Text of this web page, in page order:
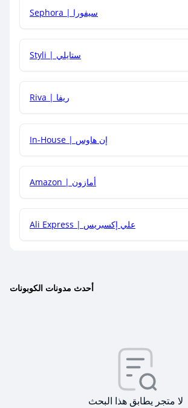
جمع كود خصم مع العروض الأخرى؟
Sephora | سيفورا
Styli | ستايلي
Riva | ريفا
In-House | إن هاوس
Amazon | أمازون
Ali Express | علي إكسبريس
أحدث مدونات الكوبونات
لا متجر يطابق هذا البحث